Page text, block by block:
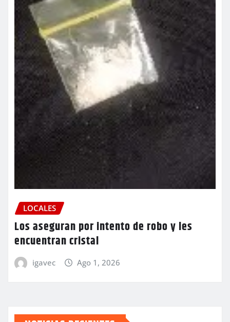
LOCALES
Los aseguran por intento de robo y les
encuentran cristal
igavec Ago 1, 2026